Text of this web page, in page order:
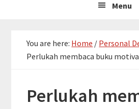
Menu
You are here: Home / Personal
Perlukah membaca buku
Perlukah